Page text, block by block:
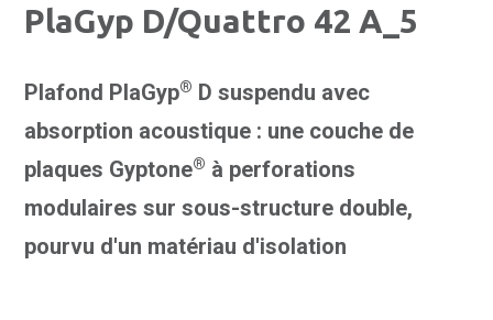
PlaGyp D/Quattro 42 A_5
Plafond PlaGyp® D suspendu avec
absorption acoustique : une couche de
plaques Gyptone® à perforations
modulaires sur sous-structure double,
pourvu d'un matériau d'isolation